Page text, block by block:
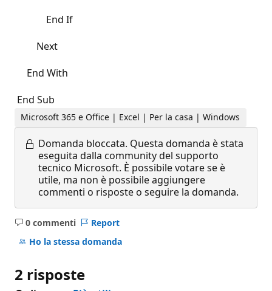
End If
Next
End With
End Sub
Microsoft 365 e Office | Excel | Per la casa | Windows
Domanda bloccata. Questa domanda è stata
eseguita dalla community del supporto
tecnico Microsoft. È possibile votare se è
utile, ma non è possibile aggiungere
commenti o risposte o seguire la domanda.
0 commenti
Nessun
commento
Report
Ho la stessa domanda
2 risposte